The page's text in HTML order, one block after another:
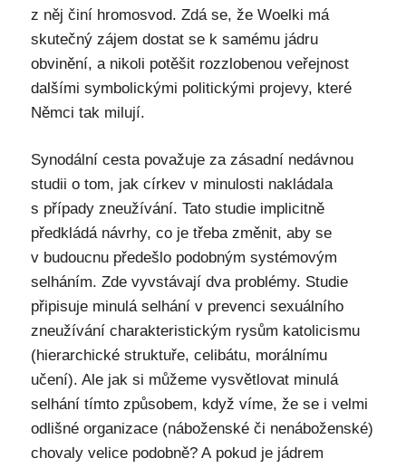
z něj činí hromosvod. Zdá se, že Woelki má
skutečný zájem dostat se k samému jádru
obvinění, a nikoli potěšit rozzlobenou veřejnost
dalšími symbolickými politickými projevy, které
Němci tak milují.
Synodální cesta považuje za zásadní nedávnou
studii o tom, jak církev v minulosti nakládala
s případy zneužívání. Tato studie implicitně
předkládá návrhy, co je třeba změnit, aby se
v budoucnu předešlo podobným systémovým
selháním. Zde vyvstávají dva problémy. Studie
připisuje minulá selhání v prevenci sexuálního
zneužívání charakteristickým rysům katolicismu
(hierarchické struktuře, celibátu, morálnímu
učení). Ale jak si můžeme vysvětlovat minulá
selhání tímto způsobem, když víme, že se i velmi
odlišné organizace (náboženské či nenáboženské)
chovaly velice podobně? A pokud je jádrem